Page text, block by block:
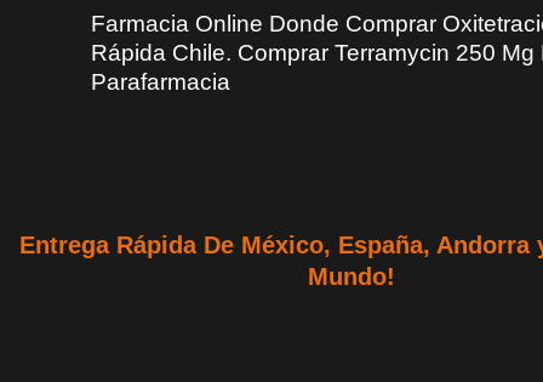
Farmacia Online Donde Comprar
Rápida Chile. Comprar Terramycin 250 Mg
Parafarmacia
Entrega Rápida De México, España, Andorra
Mundo!